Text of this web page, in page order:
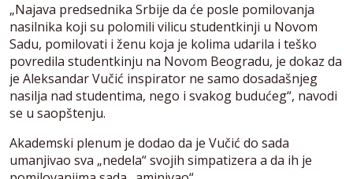
„Najava predsednika Srbije da će posle pomilovanja
nasilnika koji su polomili vilicu studentkinji u Novom
Sadu, pomilovati i ženu koja je kolima udarila i teško
povredila studentkinju na Novom Beogradu, je dokaz da
je Aleksandar Vučić inspirator ne samo dosadašnjeg
nasilja nad studentima, nego i svakog budućeg“, navodi
se u saopštenju.
Akademski plenum je dodao da je Vučić do sada
umanjivao sva „nedela“ svojih simpatizera a da ih je